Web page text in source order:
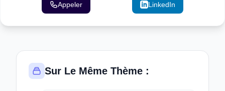
Appeler LinkedIn
Sur Le Même Thème :